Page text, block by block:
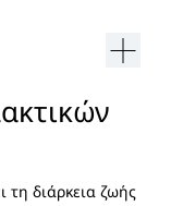
διάρκεια ζωής